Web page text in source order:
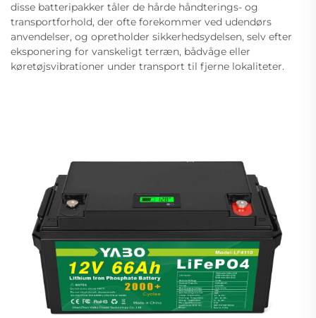
disse batteripakker tåler de hårde håndterings- og
transportforhold, der ofte forekommer ved udendørs
anvendelser, og opretholder sikkerhedsydelsen, selv efter
eksponering for vanskeligt terræn, bådvåge eller
køretøjsvibrationer under transport til fjerne lokaliteter.